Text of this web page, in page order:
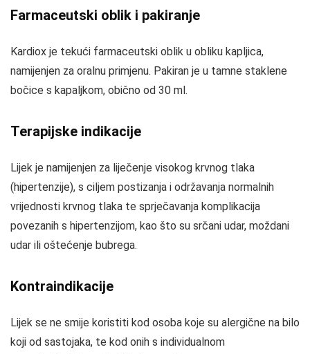
Farmaceutski oblik i pakiranje
Kardiox je tekući farmaceutski oblik u obliku kapljica,
namijenjen za oralnu primjenu. Pakiran je u tamne staklene
bočice s kapaljkom, obično od 30 ml.
Terapijske indikacije
Lijek je namijenjen za liječenje visokog krvnog tlaka
(hipertenzije), s ciljem postizanja i održavanja normalnih
vrijednosti krvnog tlaka te sprječavanja komplikacija
povezanih s hipertenzijom, kao što su srčani udar, moždani
udar ili oštećenje bubrega.
Kontraindikacije
Lijek se ne smije koristiti kod osoba koje su alergične na bilo
koji od sastojaka, te kod onih s individualnom